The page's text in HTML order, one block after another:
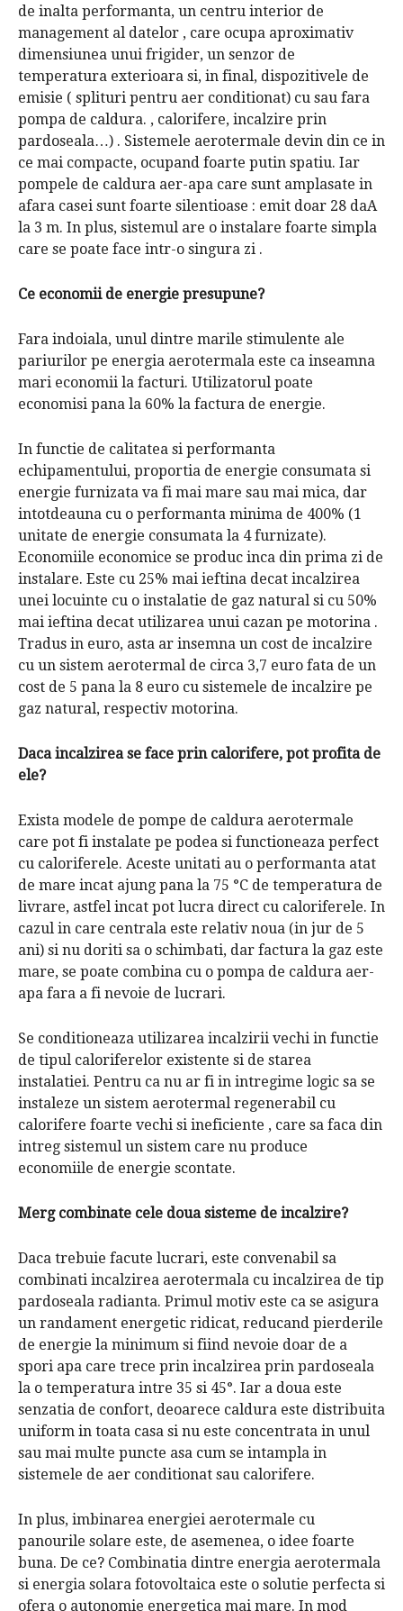
de inalta performanta, un centru interior de
management al datelor , care ocupa aproximativ
dimensiunea unui frigider, un senzor de
temperatura exterioara si, in final, dispozitivele de
emisie ( splituri pentru aer conditionat) cu sau fara
pompa de caldura. , calorifere, incalzire prin
pardoseala…) . Sistemele aerotermale devin din ce in
ce mai compacte, ocupand foarte putin spatiu. Iar
pompele de caldura aer-apa care sunt amplasate in
afara casei sunt foarte silentioase : emit doar 28 daA
la 3 m. In plus, sistemul are o instalare foarte simpla
care se poate face intr-o singura zi .
Ce economii de energie presupune?
Fara indoiala, unul dintre marile stimulente ale
pariurilor pe energia aerotermala este ca inseamna
mari economii la facturi. Utilizatorul poate
economisi pana la 60% la factura de energie.
In functie de calitatea si performanta
echipamentului, proportia de energie consumata si
energie furnizata va fi mai mare sau mai mica, dar
intotdeauna cu o performanta minima de 400% (1
unitate de energie consumata la 4 furnizate).
Economiile economice se produc inca din prima zi de
instalare. Este cu 25% mai ieftina decat incalzirea
unei locuinte cu o instalatie de gaz natural si cu 50%
mai ieftina decat utilizarea unui cazan pe motorina .
Tradus in euro, asta ar insemna un cost de incalzire
cu un sistem aerotermal de circa 3,7 euro fata de un
cost de 5 pana la 8 euro cu sistemele de incalzire pe
gaz natural, respectiv motorina.
Daca incalzirea se face prin calorifere, pot profita de
ele?
Exista modele de pompe de caldura aerotermale
care pot fi instalate pe podea si functioneaza perfect
cu caloriferele. Aceste unitati au o performanta atat
de mare incat ajung pana la 75 °C de temperatura de
livrare, astfel incat pot lucra direct cu caloriferele. In
cazul in care centrala este relativ noua (in jur de 5
ani) si nu doriti sa o schimbati, dar factura la gaz este
mare, se poate combina cu o pompa de caldura aer-
apa fara a fi nevoie de lucrari.
Se conditioneaza utilizarea incalzirii vechi in functie
de tipul caloriferelor existente si de starea
instalatiei. Pentru ca nu ar fi in intregime logic sa se
instaleze un sistem aerotermal regenerabil cu
calorifere foarte vechi si ineficiente , care sa faca din
intreg sistemul un sistem care nu produce
economiile de energie scontate.
Merg combinate cele doua sisteme de incalzire?
Daca trebuie facute lucrari, este convenabil sa
combinati incalzirea aerotermala cu incalzirea de tip
pardoseala radianta. Primul motiv este ca se asigura
un randament energetic ridicat, reducand pierderile
de energie la minimum si fiind nevoie doar de a
spori apa care trece prin incalzirea prin pardoseala
la o temperatura intre 35 si 45°. Iar a doua este
senzatia de confort, deoarece caldura este distribuita
uniform in toata casa si nu este concentrata in unul
sau mai multe puncte asa cum se intampla in
sistemele de aer conditionat sau calorifere.
In plus, imbinarea energiei aerotermale cu
panourile solare este, de asemenea, o idee foarte
buna. De ce? Combinatia dintre energia aerotermala
si energia solara fotovoltaica este o solutie perfecta si
ofera o autonomie energetica mai mare. In mod